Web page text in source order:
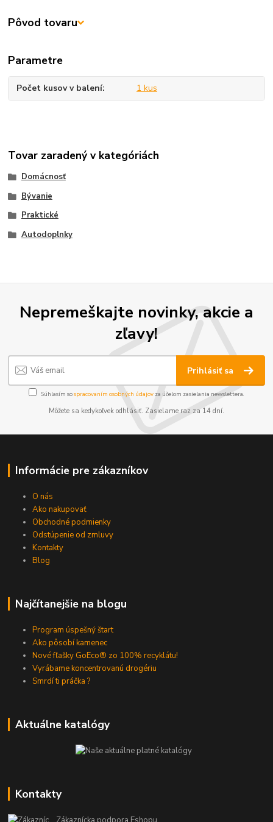
Pôvod tovaru
Parametre
Počet kusov v balení 1 kus
Tovar zaradený v kategóriách
Domácnosť
Bývanie
Praktické
Autodoplnky
Nepremeškajte novinky, akcie a
zľavy!
Prihlásiť sa
Súhlasím sospracovaním osobných údajov za účelom zasielania newslettera.
Môžete sa kedykoľvek odhlásiť. Zasielame raz za 14 dní.
Informácie pre zákazníkov
O nás
Ako nakupovať
Obchodné podmienky
Odstúpenie od zmluvy
Kontakty
Blog
Najčítanejšie na blogu
Program úspešný štart
Ako pôsobí kamenec
Nové fľašky GoEco® zo 100% recyklátu!
Vyrábame koncentrovanú drogériu
Smrdí ti práčka ?
Aktuálne katalógy
Kontakty